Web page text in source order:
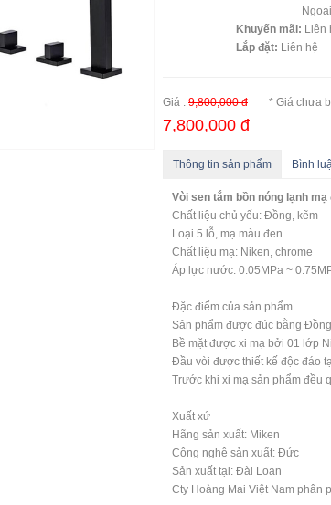
Ngoại tỉnh:
Khuyến mãi: Liên
Lắp đặt: Liên hệ
Giá : 9,800,000 đ * Giá chưa
7,800,000 đ
Thông tin sản phẩm Bình
Vòi sen tắm bồn nóng lạnh
Chất liệu chủ yếu: Đồng, kẽm
Loại 5 lỗ, mạ màu đen
Chất liệu mạ: Niken, chrome
Áp lực nước: 0.05MPa ~
Đặc điểm của sản phẩm
Sản phẩm được đúc bằng
Bề mặt được xi mạ bởi 01 lớp
Đầu vòi được thiết kế độc đáo
Trước khi xi mạ sản phẩm đều
Xuất xứ
Hãng sản xuất: Miken
Công nghệ sản xuất: Đức
Sản xuất tại: Đài Loan
Cty Hoàng Mai Việt Nam phân